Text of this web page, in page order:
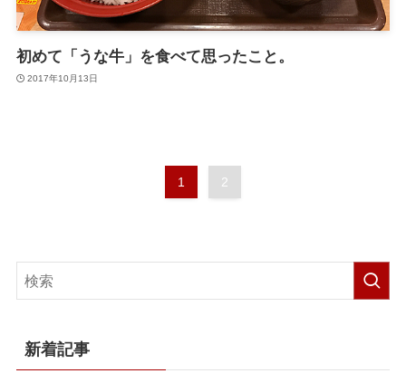
初めて「うな牛」を食べて思ったこと。
2017年10月13日
1 2
新着記事